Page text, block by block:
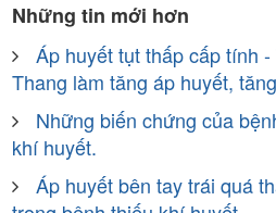
Những tin mới hơn
Áp huyết tụt thấp cấp tính
Thang làm tăng áp huyết,
Những biến chứng của
khí huyết.
Áp huyết bên tay trái quá